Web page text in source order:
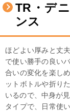
TR・デ
ンス
ほどよい厚みと丈
で使い勝手の良い
合いの変化を楽し
ットボトルや折り
いるので、中身が
タイプで、日常使